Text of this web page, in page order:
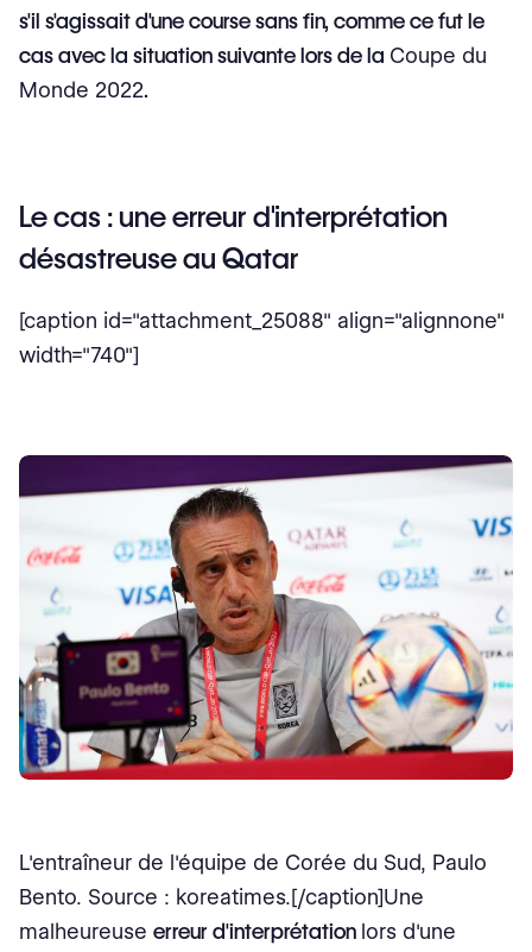
s'il s'agissait d'une course sans fin, comme ce fut le
cas avec la situation suivante lors de la Coupe du
Monde 2022.
Le cas : une erreur d'interprétation
désastreuse au Qatar
[caption id="attachment_25088" align="alignnone"
width="740"]
L'entraîneur de l'équipe de Corée du Sud, Paulo
Bento. Source : koreatimes.[/caption]Une
malheureuse erreur d'interprétation lors d'une